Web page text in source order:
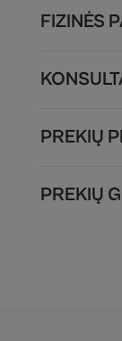
FIZINĖS
PREKIŲ
PREKIŲ